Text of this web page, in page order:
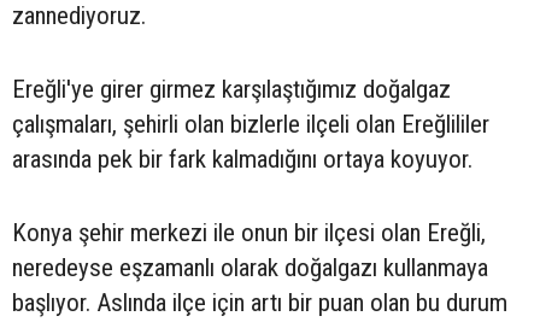
zannediyoruz.
Ereğli'ye girer girmez karşılaştığımız doğalgaz
çalışmaları, şehirli olan bizlerle ilçeli olan Ereğlililer
arasında pek bir fark kalmadığını ortaya koyuyor.
Konya şehir merkezi ile onun bir ilçesi olan Ereğli,
neredeyse eşzamanlı olarak doğalgazı kullanmaya
başlıyor. Aslında ilçe için artı bir puan olan bu durum